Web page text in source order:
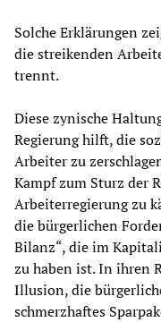
Solche Erklärungen
die streikenden
trennt.
Diese zynische
Regierung hilft, die
Arbeiter zu
Kampf zum Sturz der
Arbeiterregierung zu
die bürgerlichen
Bilanz“, die im
zu haben ist. In ihren
Illusion, die
schmerzhaftes